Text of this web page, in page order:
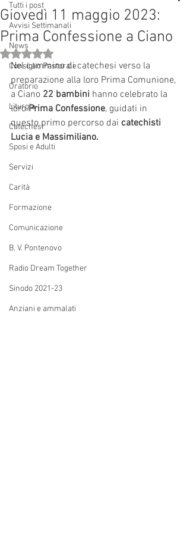
Tutti i post
Avvisi Settimanali
News
Consiglio Pastorale
Oratorio
Liturgia
Catechesi
Sposi e Adulti
Servizi
Carità
Formazione
Comunicazione
B. V. Pontenovo
Radio Dream Together
Sinodo 2021-23
Anziani e ammalati
Giovedì 11 maggio 2023:
Prima Confessione a Ciano
Valutazione NaN stelle su 5.
Nel cammino di catechesi verso la
preparazione alla loro Prima Comunione,
a Ciano 22 bambini hanno celebrato la
loro Prima Confessione, guidati in
questo primo percorso dai catechisti
Lucia e Massimiliano.